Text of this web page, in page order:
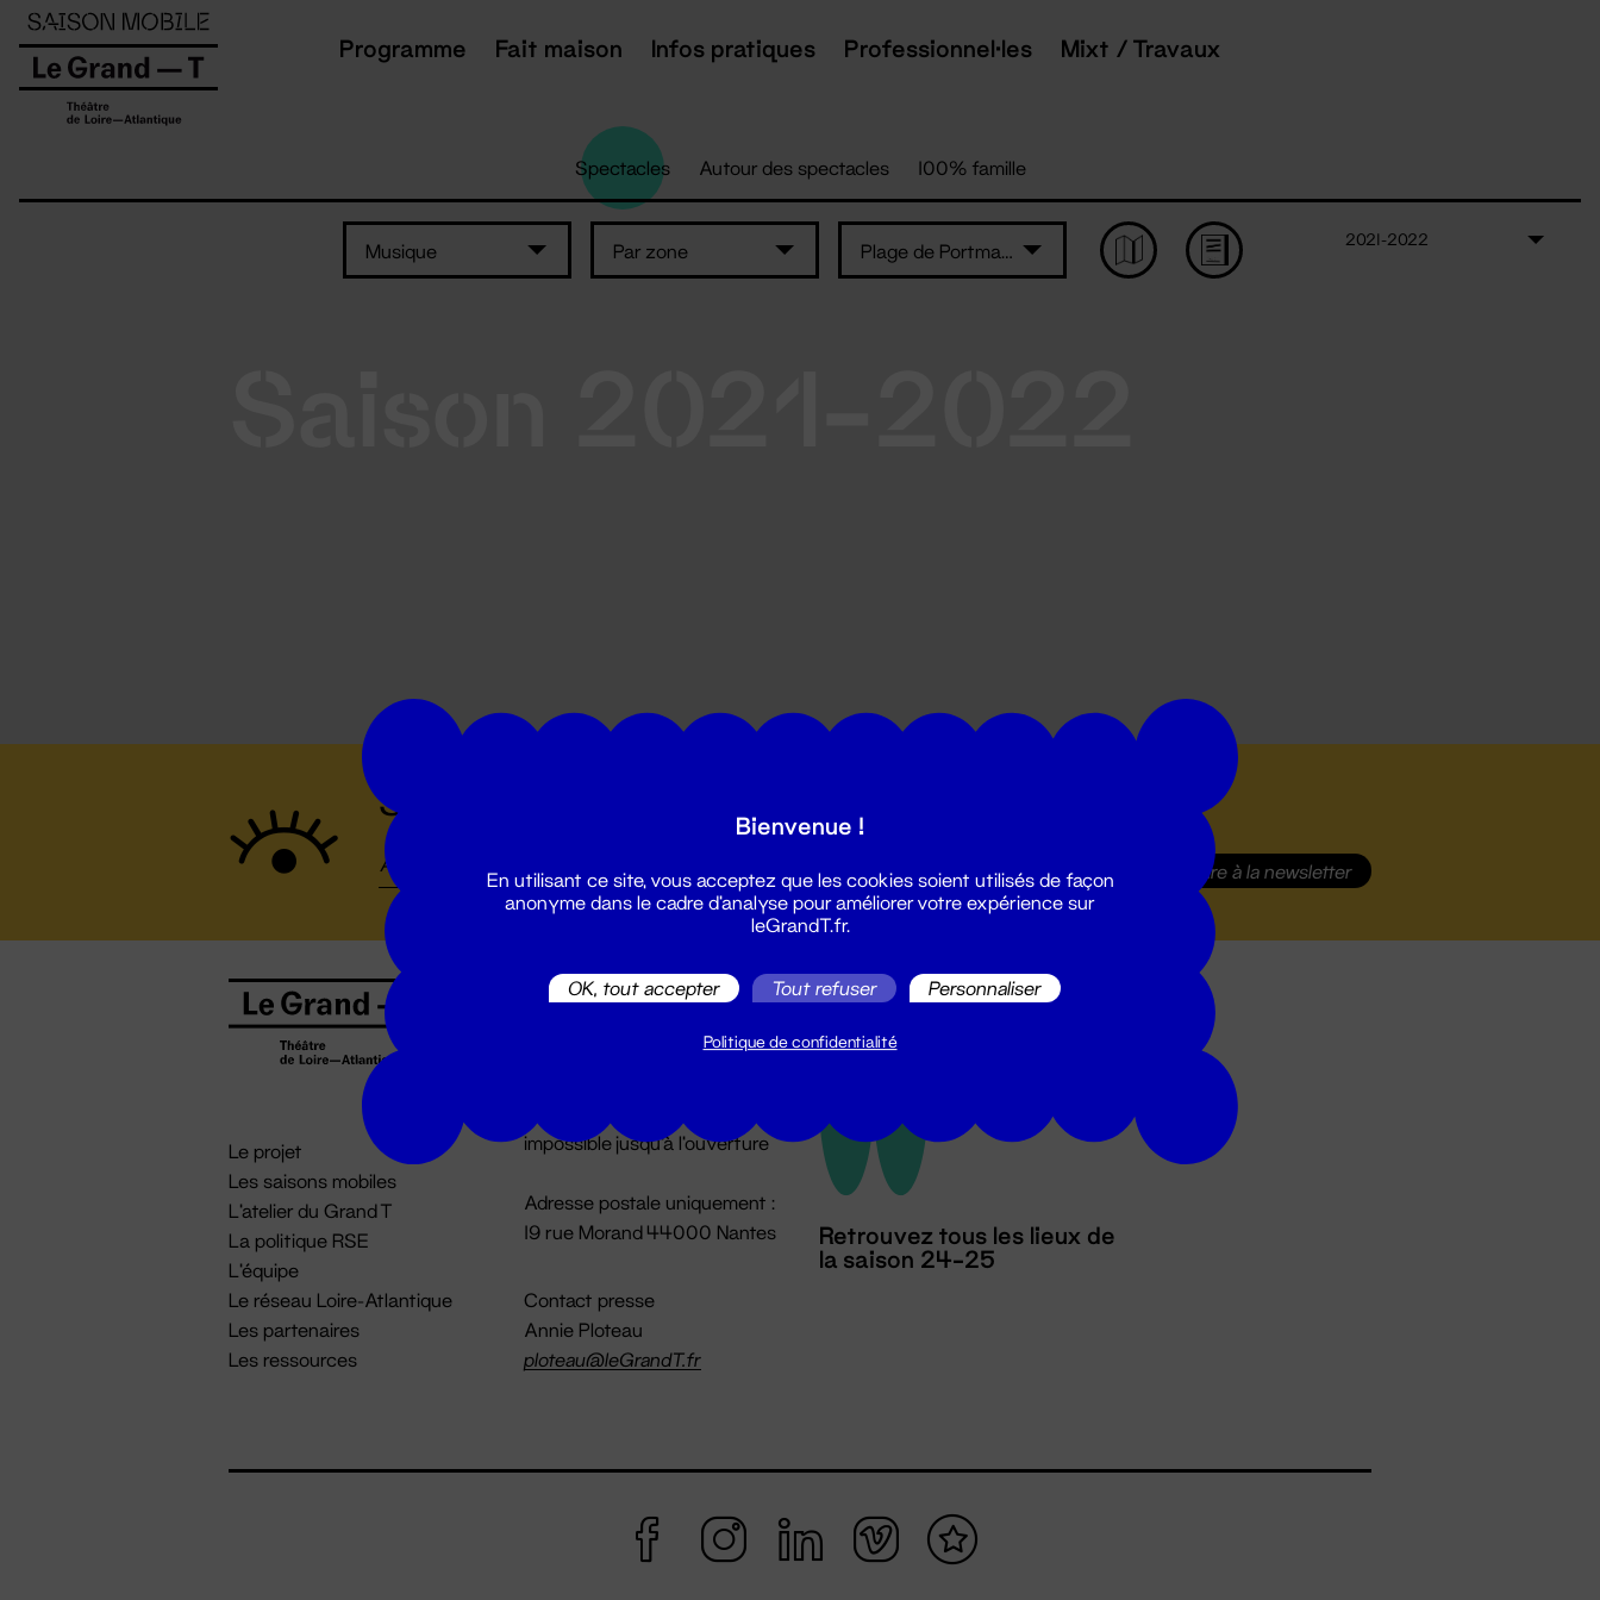
Programme Fait maison Infos pratiques Professionnel·les Mixt / Travaux
Spectacles Autour des spectacles 100% famille
Musique Par zone Plage de Portmain - Pornic
2021-2022
Suivez toutes les actualités du Grand T :
S'inscrire à la newsletter
Le projet
Les saisons mobiles
L'atelier du Grand T
La politique RSE
L'équipe
Le réseau Loire-Atlantique
Les partenaires
Les ressources
Billetterie
billetterie@leGrandT.fr
impossible jusqu'à l'ouverture
Adresse postale uniquement :
19 rue Morand 44000 Nantes
Contact presse
Annie Ploteau
ploteau@leGrandT.fr
Retrouvez tous les lieux de
la saison 24-25
Panneau de gestion des cookies
Bienvenue !
En utilisant ce site, vous acceptez que les cookies soient utilisés de façon
anonyme dans le cadre d'analyse pour améliorer votre expérience sur
leGrandT.fr.
OK, tout accepter Tout refuser Personnaliser
Politique de confidentialité